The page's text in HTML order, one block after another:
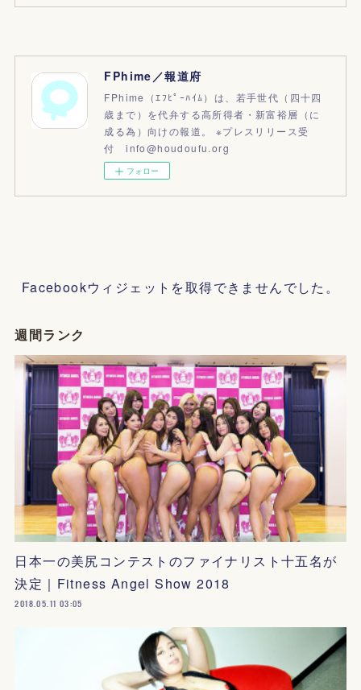
FPhime／報道府
FPhime（ｴﾌﾋﾟｰﾊｲﾑ）は、若手世代（四十四
歳まで）を代弁する高所得者・新富裕層（に
成る為）向けの報道。 ※プレスリリース受
付 info@houdoufu.org
フォロー
Facebookウィジェットを取得できませんでした。
週間ランク
日本一の美尻コンテストのファイナリスト十五名が
決定｜Fitness Angel Show 2018
2018.05.11 03:05